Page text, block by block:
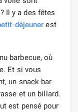
Il y a des fêtes
déjeuner est
barbecue, où
Et si vous
un snack-bar
et un billard.
est pensé pour